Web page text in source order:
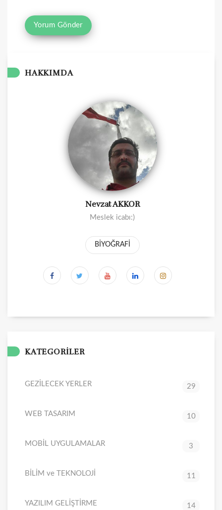
HAKKIMDA
Nevzat AKKOR
Meslek icabı:)
BİYOĞRAFİ
KATEGORİLER
GEZİLECEK YERLER 29
WEB TASARIM 10
MOBİL UYGULAMALAR 3
BİLİM ve TEKNOLOJİ 11
YAZILIM GELİŞTİRME 14